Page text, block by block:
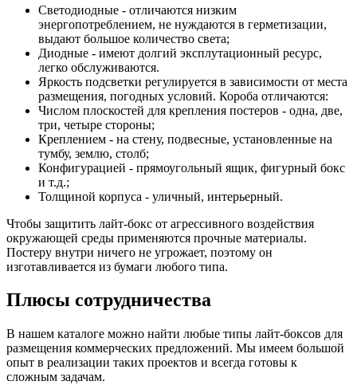
Светодиодные - отличаются низким
энергопотреблением, не нуждаются в герметизации,
выдают большое количество света;
Диодные - имеют долгий эксплутационный ресурс,
легко обслуживаются.
Яркость подсветки регулируется в зависимости от места
размещения, погодных условий. Короба отличаются:
Числом плоскостей для крепления постеров - одна, две,
три, четыре стороны;
Креплением - на стену, подвесные, установленные на
тумбу, землю, столб;
Конфигурацией - прямоугольный ящик, фигурный бокс
и т.д.;
Толщиной корпуса - уличный, интерьерный.
Чтобы защитить лайт-бокс от агрессивного воздействия
окружающей среды применяются прочные материалы.
Постеру внутри ничего не угрожает, поэтому он
изготавливается из бумаги любого типа.
Плюсы сотрудничества
В нашем каталоге можно найти любые типы лайт-боксов для
размещения коммерческих предложений. Мы имеем большой
опыт в реализации таких проектов и всегда готовы к
сложным задачам.